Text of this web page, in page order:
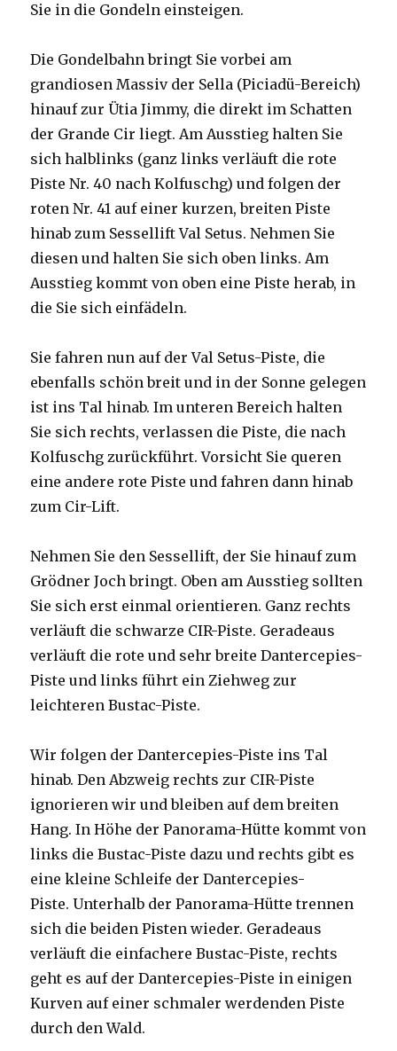
Sie in die Gondeln einsteigen.
Die Gondelbahn bringt Sie vorbei am
grandiosen Massiv der Sella (Piciadü-Bereich)
hinauf zur Ütia Jimmy, die direkt im Schatten
der Grande Cir liegt​. Am Ausstieg halten Sie
sich halblinks (ganz links verläuft die rote
Piste Nr. 40 nach Kolfuschg) und folgen der
roten Nr. 41 auf einer kurzen, breiten Piste
hinab zum Sessellift Val Setus. Nehmen Sie
diesen und halten Sie sich oben links. Am
Ausstieg kommt von oben eine Piste herab, in
die Sie sich einfädeln.
Sie fahren nun auf der Val Setus-Piste, die
ebenfalls schön breit und in der Sonne gelegen
ist ins Tal hinab. Im unteren Bereich halten
Sie sich rechts, verlassen die Piste, die nach
Kolfuschg zurückführt. Vorsicht Sie queren
eine andere rote Piste und fahren dann hinab
zum Cir-Lift.
Nehmen Sie den Sessellift, der Sie hinauf zum
Grödner Joch bringt. Oben am Ausstieg sollten
Sie sich erst einmal orientieren. Ganz rechts
verläuft die schwarze CIR-Piste. Geradeaus
verläuft die rote und sehr breite Dantercepies-
Piste und links führt ein Ziehweg zur
leichteren Bustac-Piste.
Wir folgen der Dantercepies-Piste ins Tal
hinab. Den Abzweig rechts zur CIR-Piste
ignorieren wir und bleiben auf dem breiten
Hang. In Höhe der Panorama-Hütte kommt von
links die Bustac-Piste dazu und rechts gibt es
eine kleine Schleife der Dantercepies-
Piste. Unterhalb der Panorama-Hütte trennen
sich die beiden Pisten wieder. Geradeaus
verläuft die einfachere Bustac-Piste, rechts
geht es auf der Dantercepies-Piste in einigen
Kurven auf einer schmaler werdenden Piste
durch den Wald.